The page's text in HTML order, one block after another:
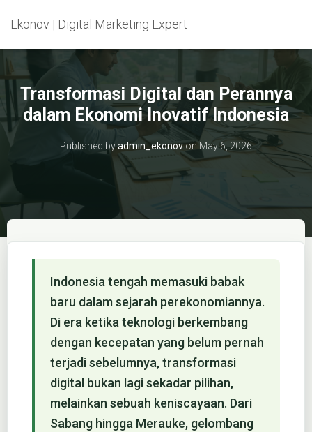
Ekonov | Digital Marketing Expert
Transformasi Digital dan Perannya
dalam Ekonomi Inovatif Indonesia
Published byadmin_ekonov on May 6, 2026
Indonesia tengah memasuki babak
baru dalam sejarah perekonomiannya.
Di era ketika teknologi berkembang
dengan kecepatan yang belum pernah
terjadi sebelumnya, transformasi
digital bukan lagi sekadar pilihan,
melainkan sebuah keniscayaan. Dari
Sabang hingga Merauke, gelombang